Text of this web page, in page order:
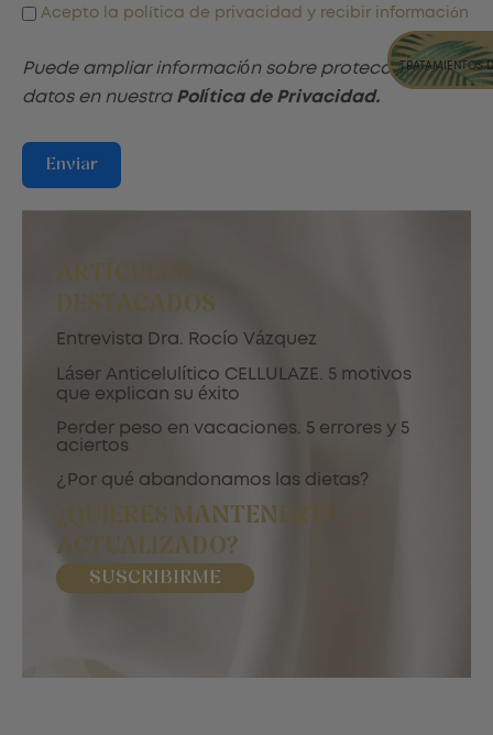
Acepto la política de privacidad y recibir información
Puede ampliar información sobre protección de
datos en nuestra Política de Privacidad.
Enviar
ARTÍCULOS
DESTACADOS
Entrevista Dra. Rocío Vázquez
Láser Anticelulítico CELLULAZE. 5 motivos
que explican su éxito
Perder peso en vacaciones. 5 errores y 5
aciertos
¿Por qué abandonamos las dietas?
¿QUIERES MANTENERTE
ACTUALIZADO?
SUSCRIBIRME
TRATAMIENTOS